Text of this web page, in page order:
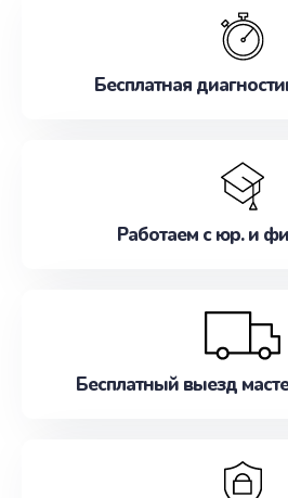
наилучшим образом. Не
Бесплатная
Работаем с юр. и
Бесплатный выезд